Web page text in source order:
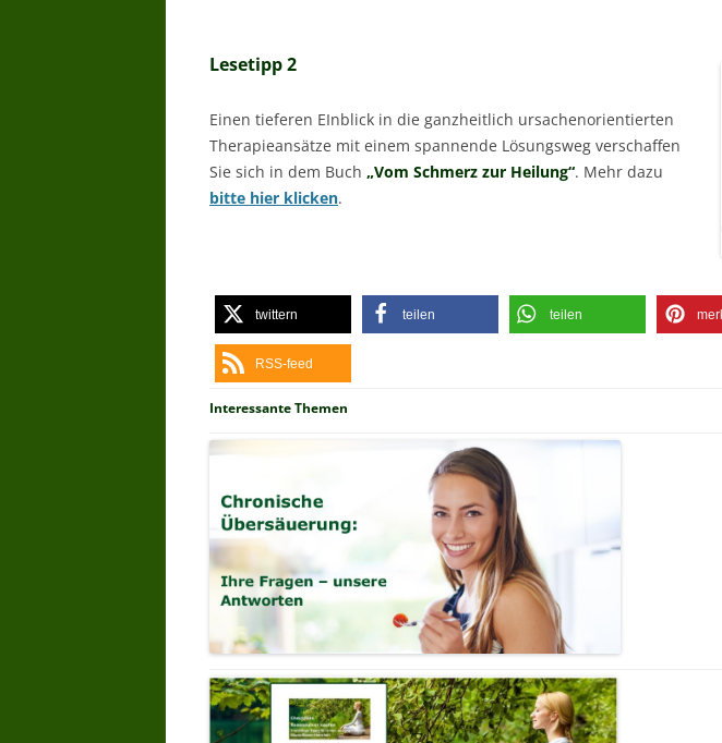
Lesetipp 2
Einen tieferen EInblick in die ganzheitlich ursachenorientierten
Therapieansätze mit einem spannende Lösungsweg verschaffen
Sie sich in dem Buch „Vom Schmerz zur Heilung“. Mehr dazu
bitte hier klicken.
twittern teilen teilen
RSS-feed
Interessante Themen